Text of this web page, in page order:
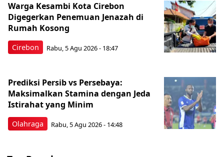
Cirebon
Warga Kesambi Kota Cirebon
Digegerkan Penemuan Jenazah di
Rumah Kosong
Rabu, 5 Agu 2026 - 18:47
Olahraga
Prediksi Persib vs Persebaya:
Maksimalkan Stamina dengan Jeda
Istirahat yang Minim
Rabu, 5 Agu 2026 - 14:48